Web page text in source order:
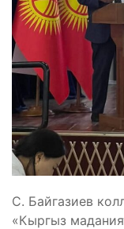
С. Байгазиев
«Кыргыз